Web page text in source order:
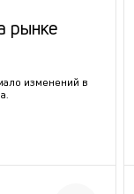
рынке
изменений в